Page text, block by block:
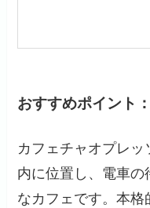
おすすめポイント：
カフェチャオプレ
内に位置し、電車の
なカフェです。本